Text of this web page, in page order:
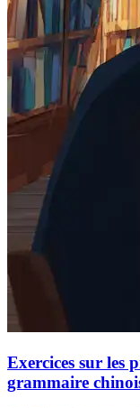
Exercices sur les
grammaire